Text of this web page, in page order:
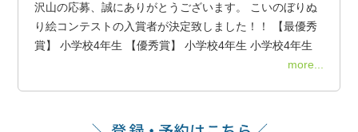
沢山の応募、誠にありがとうございます。 こいのぼりぬ
り絵コンテストの入賞者が決定致しました！！ 【最優秀
賞】 小学校4年生 【優秀賞】 小学校4年生 小学校4年生
more...